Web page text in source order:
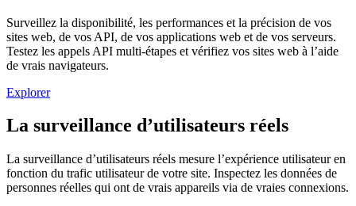
Surveillez la disponibilité, les performances et la précision de vos
sites web, de vos API, de vos applications web et de vos serveurs.
Testez les appels API multi-étapes et vérifiez vos sites web à l’aide
de vrais navigateurs.
Explorer
La surveillance d’utilisateurs réels
La surveillance d’utilisateurs réels mesure l’expérience utilisateur en
fonction du trafic utilisateur de votre site. Inspectez les données de
personnes réelles qui ont de vrais appareils via de vraies connexions.